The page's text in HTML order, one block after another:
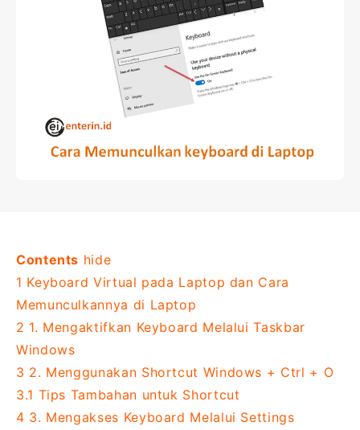
Contents hide
1 Keyboard Virtual pada Laptop dan Cara
Memunculkannya di Laptop
2 1. Mengaktifkan Keyboard Melalui Taskbar
Windows
3 2. Menggunakan Shortcut Windows + Ctrl + O
3.1 Tips Tambahan untuk Shortcut
4 3. Mengakses Keyboard Melalui Settings